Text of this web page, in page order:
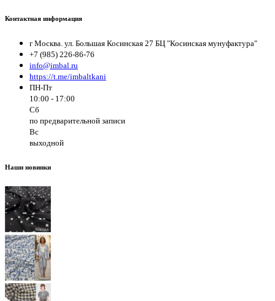
Контактная информация
г Москва. ул. Большая Косинская 27 БЦ "Косинская мунуфактура"
+7 (985) 226-86-76
info@imbal.ru
https://t.me/imbaltkani
ПН-Пт
10:00 - 17:00
Сб
по предварительной записи
Вс
выходной
Наши новинки